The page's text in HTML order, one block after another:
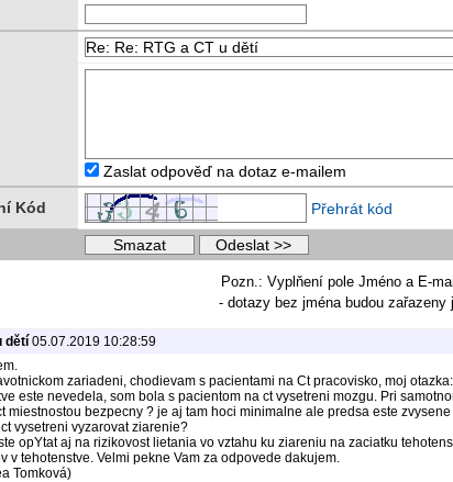
Zaslat odpověď na dotaz e-mailem
Kód Přehrát kód
Pozn.: Vyplňení pole Jméno a E-
- dotazy bez jména budou zařazeny
dětí 05.07.2019 10:28:59
zariadeni, chodievam s pacientami na Ct pracovisko, moj
este nevedela, som bola s pacientom na ct vysetreni mozgu. Pri
miestnostou bezpecny ? je aj tam hoci minimalne ale predsa este
vysetreni vyzarovat ziarenie?
opYtat aj na rizikovost lietania vo vztahu ku ziareniu na zaciatku
v tehotenstve. Velmi pekne Vam za odpovede dakujem.
Tomková)